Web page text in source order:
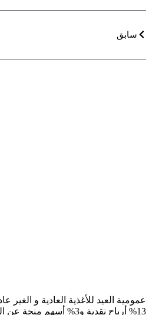
سابق
عمومية العيد للأغذية العادية و الغير
13% أرباح نقدية و3% أسهم